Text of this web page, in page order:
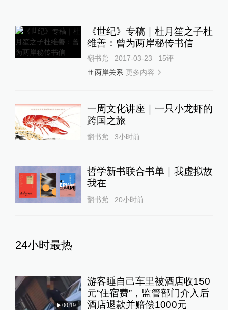
翻书党 2017-03-23 15 评
两岸关系 更多内容
一周文化讲座｜一只小龙虾的
翻书党 3小时前
哲学新书联合书单｜我虚拟故
翻书党 20小时前
00:19
酒店退款并赔偿1000元
锋线视频 16小时前 317评